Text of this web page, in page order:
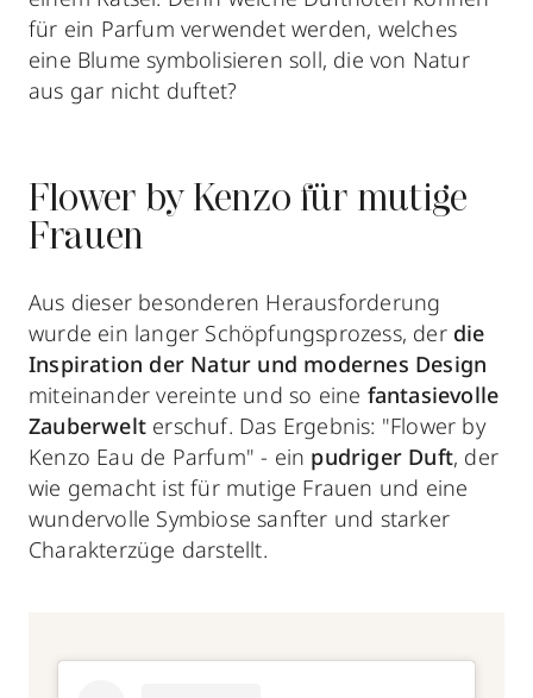
für ein Parfum verwendet werden, welches
eine Blume symbolisieren soll, die von Natur
aus gar nicht duftet?
Flower by Kenzo für mutige
Frauen
Aus dieser besonderen Herausforderung
wurde ein langer Schöpfungsprozess, der die
Inspiration der Natur und modernes Design
miteinander vereinte und so eine fantasievolle
Zauberwelt erschuf. Das Ergebnis: "Flower by
Kenzo Eau de Parfum" - ein pudriger Duft, der
wie gemacht ist für mutige Frauen und eine
wundervolle Symbiose sanfter und starker
Charakterzüge darstellt.